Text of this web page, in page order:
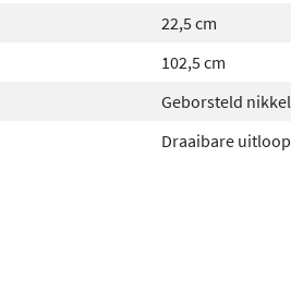
22,5 cm
102,5 cm
Geborsteld nikkel
Draaibare uitloop